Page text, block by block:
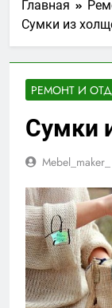
Главная
Сумки из
РЕМОНТ И
Сумки
Mebel_maker_